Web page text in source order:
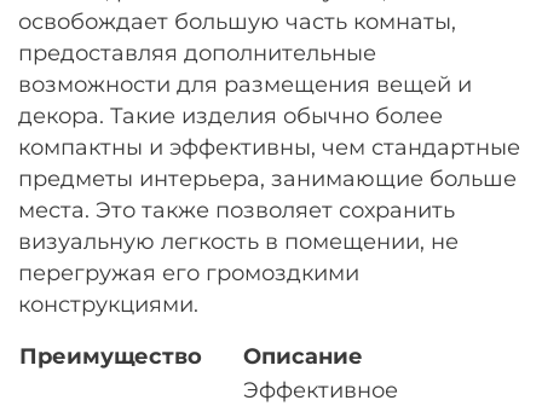
освобождает большую часть комнаты,
предоставляя дополнительные
возможности для размещения вещей и
декора. Такие изделия обычно более
компактны и эффективны, чем стандартные
предметы интерьера, занимающие больше
места. Это также позволяет сохранить
визуальную легкость в помещении, не
перегружая его громоздкими
конструкциями.
Преимущество Описание
Эффективное